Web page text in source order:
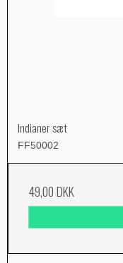
Indianer sæt
FF50002
49,00 DKK